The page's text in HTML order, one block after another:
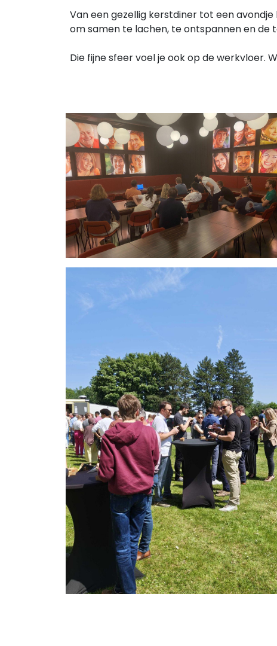
Van een gezellig kerstdiner tot een
om samen te lachen, te ontspannen en de
Die fijne sfeer voel je ook op de werkvloer.